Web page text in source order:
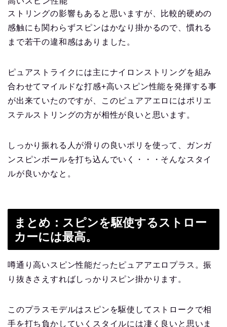
ストリングの影響もあると思いますが、比較的硬めの
感触にも関わらずスピンはかなり掛かるので、慣れる
まで若干の違和感はありました。
ピュアストライクには主にナイロンストリングを組み
合わせてマイルドな打感+高いスピン性能を発揮する事
が出来ていたのですが、このピュアアエロにはポリエ
ステルストリングの方が相性が良いと思います。
しっかり振れる人が滑りの良いポリを使って、ガンガ
ンスピンボールを打ち込んでいく・・・そんなスタイ
ルが良いかなと。
まとめ：スピンを駆使するストロー
カーには最高。
噂通り高いスピン性能だったピュアアエロプラス。振
り抜きさえすればしっかりスピン掛かります。
このプラスモデルはスピンを駆使してストロークで相
手を打ち負かしていくスタイルには凄く良いと思いま